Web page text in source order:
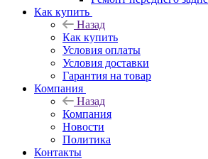
Как купить
Назад
Как купить
Условия оплаты
Условия доставки
Гарантия на товар
Компания
Назад
Компания
Новости
Политика
Контакты